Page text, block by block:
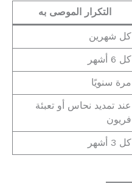
التكرار الموصى به
كل شهرين
كل 6 أشهر
مرة سنويًا
عند تمديد نحاس أو تعبئة
فريون
كل 3 أشهر